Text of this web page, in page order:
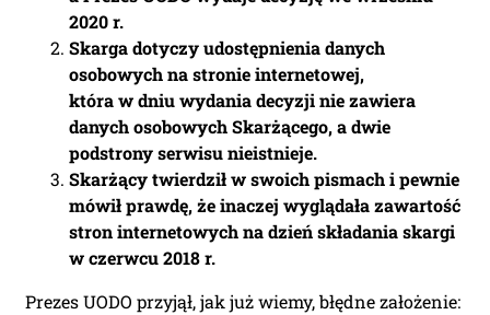
2020 r.
Skarga dotyczy udostępnienia danych
osobowych na stronie internetowej,
która w dniu wydania decyzji nie zawiera
danych osobowych Skarżącego, a dwie
podstrony serwisu nieistnieje.
Skarżący twierdził w swoich pismach i pewnie
mówił prawdę, że inaczej wyglądała zawartość
stron internetowych na dzień składania skargi
w czerwcu 2018 r.
Prezes UODO przyjął, jak już wiemy, błędne założenie: